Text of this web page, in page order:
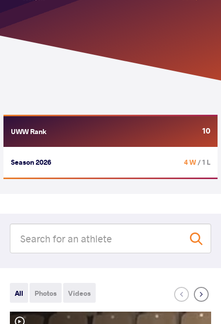
UWW Rank 10
Season 2026 4 W/ 1 L
All Photos Videos